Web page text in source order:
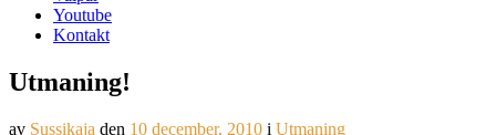
Youtube
Kontakt
Utmaning!
av Sussikaja den 10 december, 2010 i Utmaning